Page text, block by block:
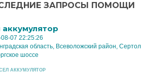
ЗАПРОСЫ ПОМОЩИ
аккумулятор
07 22:25:26
область, Всеволожский район,
шоссе
АККУМУЛЯТОР